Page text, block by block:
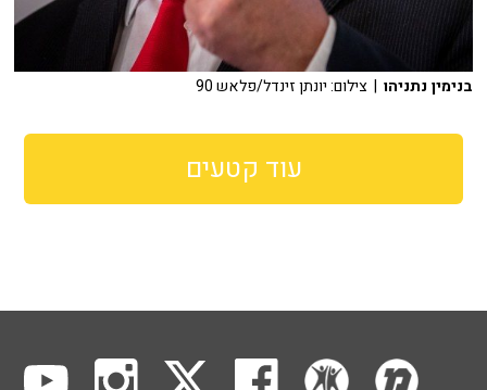
בנימין נתניהו | צילום: יונתן זינדל/פלאש 90
עוד קטעים